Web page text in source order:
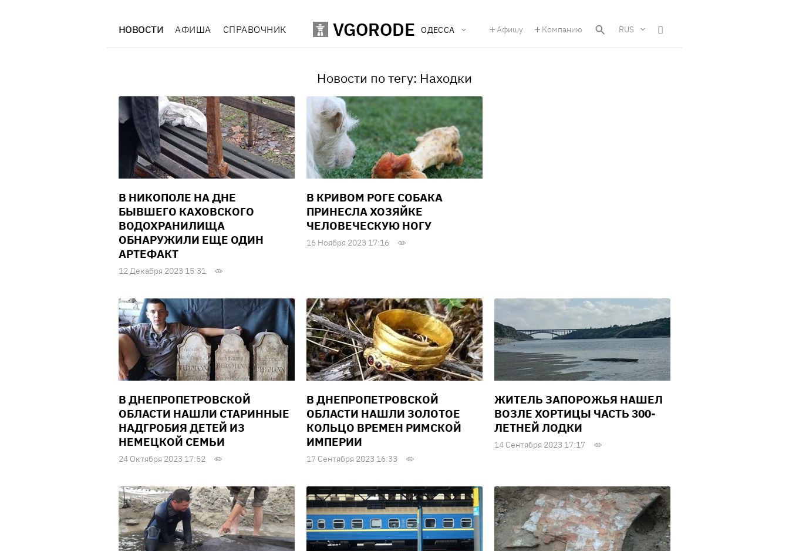
НОВОСТИ АФИША СПРАВОЧНИК VGORODE ОДЕССА Афишу Компанию RUS
Новости по тегу: Находки
В НИКОПОЛЕ НА ДНЕ
БЫВШЕГО КАХОВСКОГО
ВОДОХРАНИЛИЩА
ОБНАРУЖИЛИ ЕЩЕ ОДИН
АРТЕФАКТ
12 Декабря 2023 15:31
В КРИВОМ РОГЕ СОБАКА
ПРИНЕСЛА ХОЗЯЙКЕ
ЧЕЛОВЕЧЕСКУЮ НОГУ
16 Ноября 2023 17:16
В ДНЕПРОПЕТРОВСКОЙ
ОБЛАСТИ НАШЛИ СТАРИННЫЕ
НАДГРОБИЯ ДЕТЕЙ ИЗ
НЕМЕЦКОЙ СЕМЬИ
24 Октября 2023 17:52
В ДНЕПРОПЕТРОВСКОЙ
ОБЛАСТИ НАШЛИ ЗОЛОТОЕ
КОЛЬЦО ВРЕМЕН РИМСКОЙ
ИМПЕРИИ
17 Сентября 2023 16:33
ЖИТЕЛЬ ЗАПОРОЖЬЯ НАШЕЛ
ВОЗЛЕ ХОРТИЦЫ ЧАСТЬ 300-
ЛЕТНЕЙ ЛОДКИ
14 Сентября 2023 17:17